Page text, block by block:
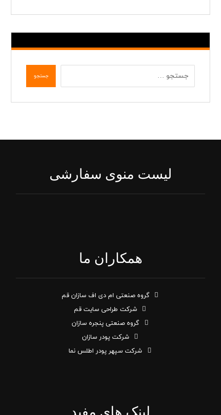
جستجو
لیست منوی سفارشی
همکاران ما
گروه صنعتی ام دی اف سازان قم
شرکت طراحی سایت قم
گروه صنعتی پنجره سازان
شرکت پودر سازان
شرکت سپهر پودر اطلس نما
لینک های مفید